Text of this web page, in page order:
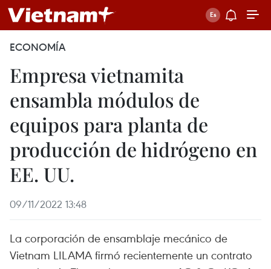
ECONOMÍA
Empresa vietnamita
ensambla módulos de
equipos para planta de
producción de hidrógeno en
EE. UU.
09/11/2022 13:48
La corporación de ensamblaje mecánico de
Vietnam LILAMA firmó recientemente un contrato